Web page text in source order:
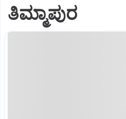
ತಿಮ್ಮಾಪುರ